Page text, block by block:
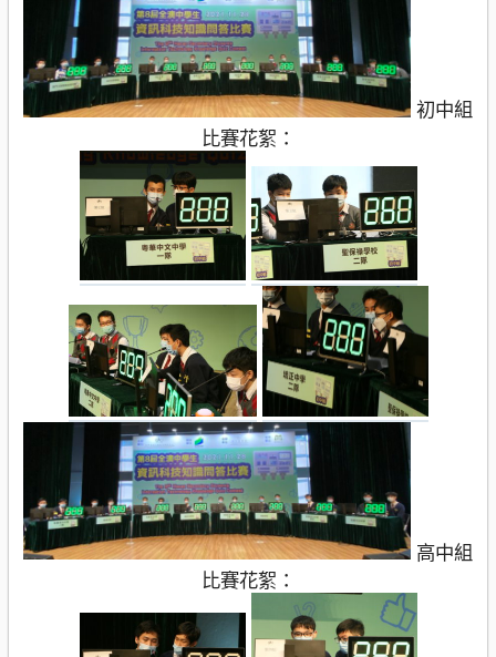
初中組
比賽花絮：
高中組
比賽花絮：